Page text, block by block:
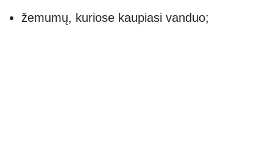
žemumų, kuriose kaupiasi vanduo;